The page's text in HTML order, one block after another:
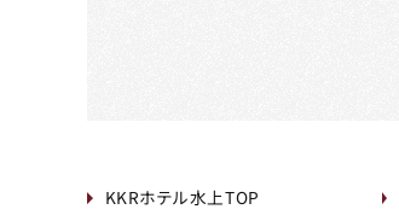
KKRホテル水上TOP